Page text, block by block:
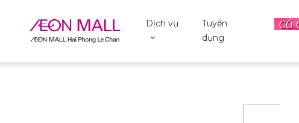
Dịch vụ
Tuyển
dụng